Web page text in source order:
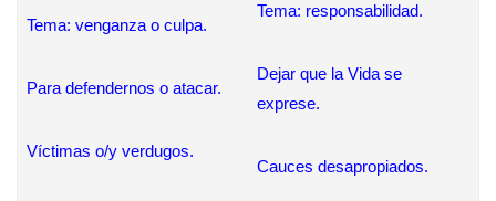
Tema: venganza o culpa.
Para defendernos o atacar.
Víctimas o/y verdugos.
Tema: responsabilidad.
Dejar que la Vida se
exprese.
Cauces desapropiados.